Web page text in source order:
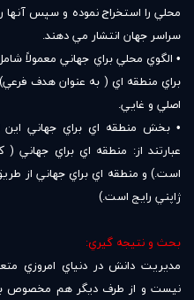
محلي را استخراج نموده و سپس
سراسر جهان انتشار مي دهند.
• الگوي محلي براي جهاني معمولاً
براي منطقه اي ( به عنوان هدف
اصلي و غايي.
• بخش منطقه اي براي جهاني
عبارتند از: منطقه اي براي جهاني
است.) و منطقه اي براي جهاني از
ژاپني رايج است.)
بحث و نتيجه گيري:
مديريت دانش در دنياي امروزي
نيست و از طرف ديگر هم مخصوص